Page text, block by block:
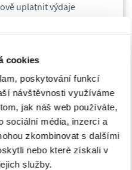
cookies
poskytování funkcí
návštěvnosti využíváme
jak náš web používáte,
sociální média, inzerci a
zkombinovat s dalšími
nebo které získali v
služby.
uplatnit výdaje
uplatnit výdaje
dojde k rozšíření možnosti
1 milion korun a
části podnikatelů.
nabyde účinnosti v roce
ustanovení zákona
moci uplatnit již v přiznání k
období 2019.